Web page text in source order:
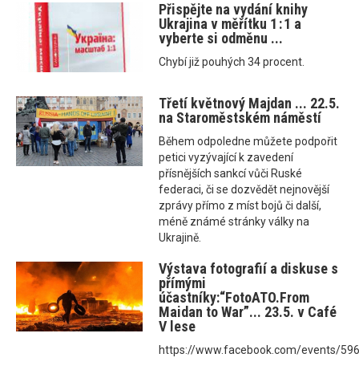
Přispějte na vydání knihy
Ukrajina v měřítku 1 : 1 a
vyberte si odměnu ...
Chybí již pouhých 34 procent.
Třetí květnový Majdan ... 22.5.
na Staroměstském náměstí
Během odpoledne můžete podpořit
petici vyzývající k zavedení
přísnějších sankcí vůči Ruské
federaci, či se dozvědět nejnovější
zprávy přímo z míst bojů či další,
méně známé stránky války na
Ukrajině.
Výstava fotografií a diskuse s
přímými
účastníky:“FotoATO.From
Maidan to War”... 23.5. v Café
V lese
https://www.facebook.com/events/